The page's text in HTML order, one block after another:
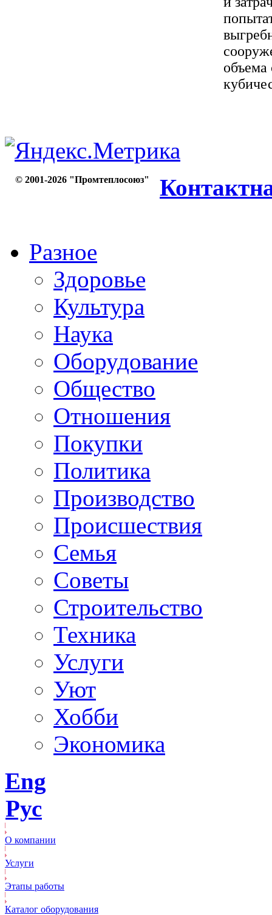
объема
© 2001-2026 "Промтеплосоюз"
Разное
Здоровье
Культура
Наука
Оборудование
Общество
Отношения
Покупки
Политика
Производство
Происшествия
Семья
Советы
Строительство
Техника
Услуги
Уют
Хобби
Экономика
Eng
Рус
О компании
Услуги
Этапы работы
Каталог оборудования